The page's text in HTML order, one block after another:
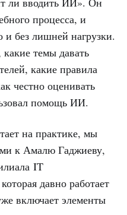
процесса, и
и без лишней нагрузки.
темы давать
какие правила
честно оценивать
помощь ИИ.
на практике, мы
к Амалю Гаджиеву,
IT
давно работает
включает элементы